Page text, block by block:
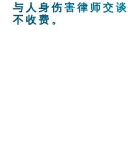
与人身伤害律师交
不收费。